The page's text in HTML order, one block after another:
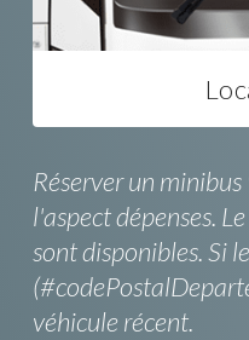
Réserver un
l'aspect dépenses.
sont disponibles. Si
véhicule récent.